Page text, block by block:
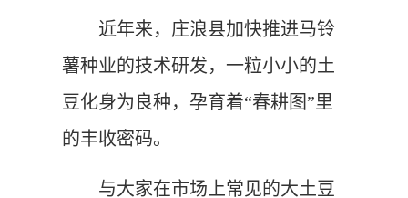
近年来，庄浪县加快推进马铃
薯种业的技术研发，一粒小小的土
豆化身为良种，孕育着“春耕图”里
的丰收密码。
与大家在市场上常见的大土豆